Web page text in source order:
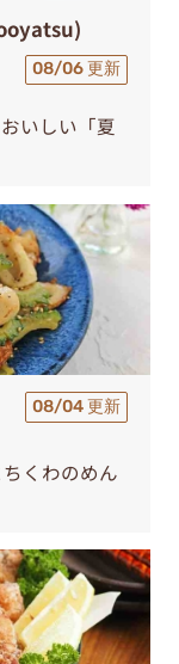
08/06 更新
いしい「夏
08/04 更新
くわのめん